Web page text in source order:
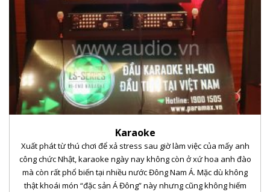
Karaoke
Xuất phát từ thú chơi để xả stress sau giờ làm việc của mấy anh
công chức Nhật, karaoke ngày nay không còn ở xứ hoa anh đào
mà còn rất phổ biến tại nhiều nước Đông Nam Á. Mặc dù không
thật khoái món “đặc sản Á Đông” này nhưng cũng không hiếm